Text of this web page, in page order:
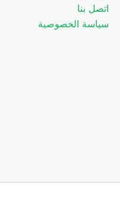
اتصل بنا
سياسة الخصوصية